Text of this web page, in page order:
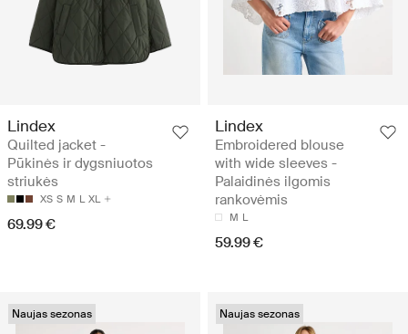
Lindex
Quilted jacket -
Pūkinės ir dygsniuotos
striukės
XS S M L XL
69.99 €
Lindex
Embroidered blouse
with wide sleeves -
Palaidinės ilgomis
rankovėmis
M L
59.99 €
Naujas sezonas Naujas sezonas